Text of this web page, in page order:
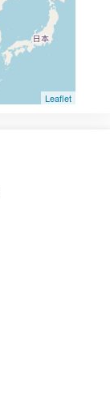
Leaflet